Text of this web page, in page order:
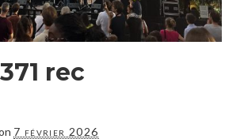
rec
7 février 2026